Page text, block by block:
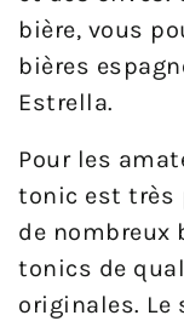
bière, vous
bières
Estrella.
Pour les
tonic est très
de nombreux
tonics de
originales. Le